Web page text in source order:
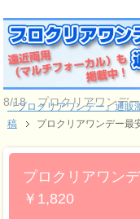
8/18 プロクリアワンデ
『プロクリアワンデー』通
稿
プロクリアワンデー
プロクリアワン
￥1,820